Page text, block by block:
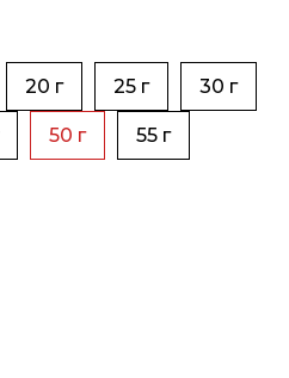
20 г 25 г 30 г
50 г 55 г